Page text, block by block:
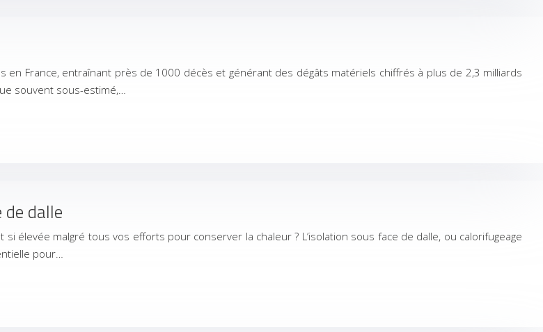
France, entraînant près de 1000 décès et générant des dégâts matériels chiffrés à plus de 2,3 milliards
souvent sous-estimé,…
dalle
élevée malgré tous vos efforts pour conserver la chaleur ? L’isolation sous face de dalle, ou calorifugeage
pour…